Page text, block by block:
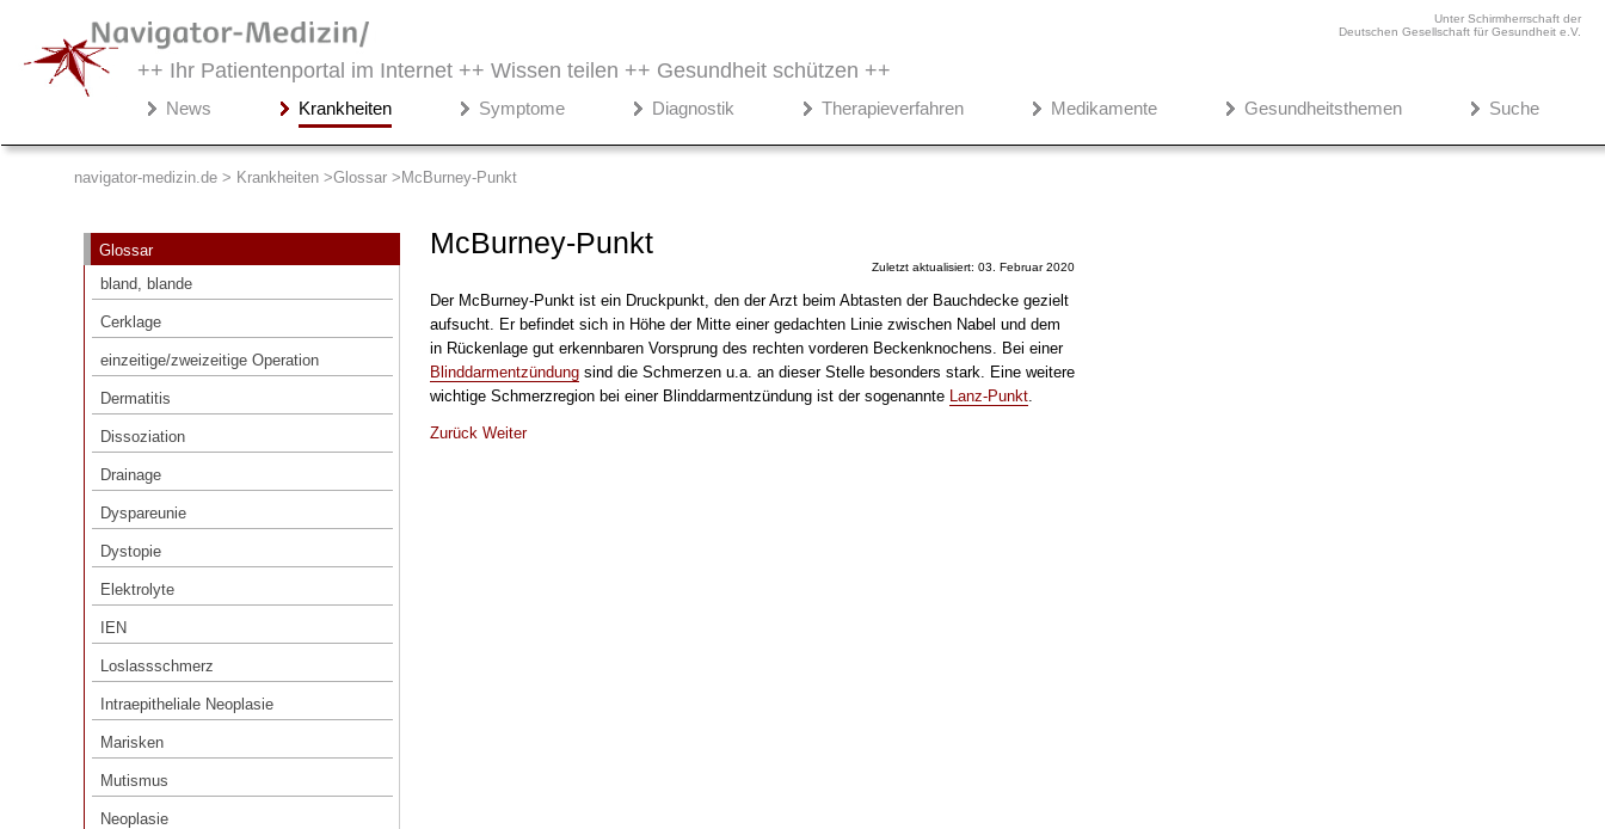
Unter Schirmherrschaft der
Deutschen Gesellschaft für Gesundheit e.V.
++ Ihr Patientenportal im Internet ++ Wissen teilen ++ Gesundheit schützen ++
News Krankheiten Symptome Diagnostik Therapieverfahren Medikamente Gesundheitsthemen Suche
navigator-medizin.de > Krankheiten Glossar McBurney-Punkt
Glossar
bland, blande
Cerklage
einzeitige/zweizeitige Operation
Dermatitis
Dissoziation
Drainage
Dyspareunie
Dystopie
Elektrolyte
IEN
Loslassschmerz
Intraepitheliale Neoplasie
Marisken
Mutismus
Neoplasie
McBurney-Punkt
Zuletzt aktualisiert: 03. Februar 2020
Der McBurney-Punkt ist ein Druckpunkt, den der Arzt beim Abtasten der Bauchdecke gezielt
aufsucht. Er befindet sich in Höhe der Mitte einer gedachten Linie zwischen Nabel und dem
in Rückenlage gut erkennbaren Vorsprung des rechten vorderen Beckenknochens. Bei einer
Blinddarmentzündungsind die Schmerzen u.a. an dieser Stelle besonders stark. Eine weitere
wichtige Schmerzregion bei einer Blinddarmentzündung ist der sogenannte
Lanz-Punkt.
Zurück Weiter
Navigator-
▾
Krankheiten
bland, blande
einzeitige/zweizeitige Operation
Dermatitis
Dissoziation
Dyspareunie
Elektrolyte
Loslassschmerz
Intraepitheliale Neoplasie
Mutismus
Neoplasie